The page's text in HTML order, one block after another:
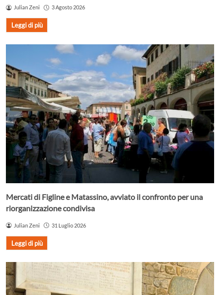
Julian Zeni 3 Agosto 2026
Leggi di più
Mercati di Figline e Matassino, avviato il confronto per una
riorganizzazione condivisa
Julian Zeni 31 Luglio 2026
Leggi di più